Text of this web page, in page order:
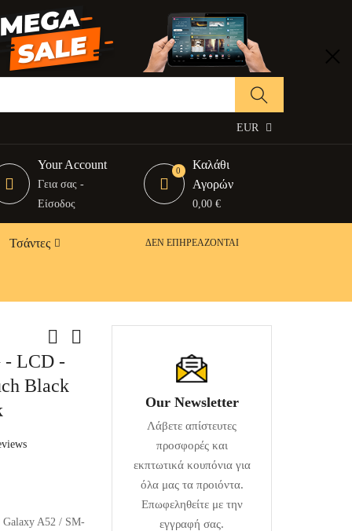
EUR
Your Account
Γεια σας -
Είσοδος
0
Καλάθι
Αγορών
0,00 €
Τσάντες ΔΕΝ ΕΠΗΡΕΆΖΟΝΤΑΙ
- LCD -
Black
A52 / SM-
Our Newsletter
Λάβετε απίστευτες
προσφορές και
εκπτωτικά κουπόνια για
όλα μας τα προιόντα.
Επωφεληθείτε με την
εγγραφή σας.